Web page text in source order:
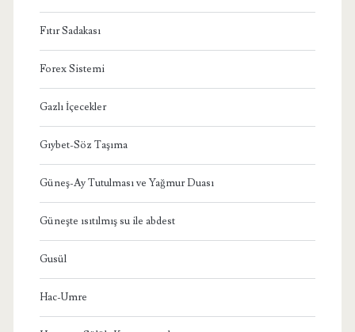
Fıtır Sadakası
Forex Sistemi
Gazlı İçecekler
Gıybet-Söz Taşıma
Güneş-Ay Tutulması ve Yağmur Duası
Güneşte ısıtılmış su ile abdest
Gusül
Hac-Umre